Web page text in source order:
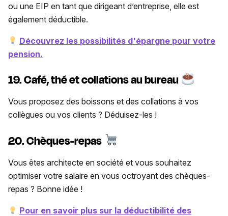
ou une EIP en tant que dirigeant d’entreprise, elle est
également déductible.
Découvrez les possibilités d'épargne pour votre
pension.
19. Café, thé et collations au bureau
Vous proposez des boissons et des collations à vos
collègues ou vos clients ? Déduisez-les !
20. Chèques-repas
Vous êtes architecte en société et vous souhaitez
optimiser votre salaire en vous octroyant des chèques-
repas ? Bonne idée !
Pour en savoir plus sur la déductibilité des